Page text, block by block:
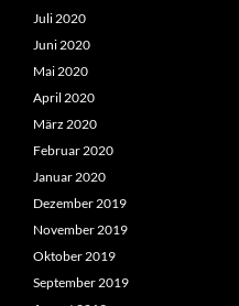
Juli 2020
Juni 2020
Mai 2020
April 2020
März 2020
Februar 2020
Januar 2020
Dezember 2019
November 2019
Oktober 2019
September 2019